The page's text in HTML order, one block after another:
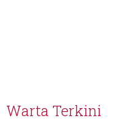
Warta Terkini